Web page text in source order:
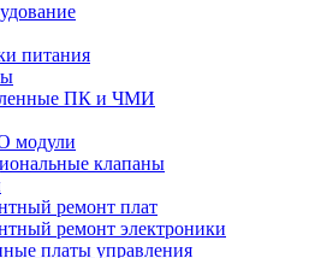
питания
ПК и ЧМИ
модули
клапаны
ремонт плат
ремонт электроники
платы управления